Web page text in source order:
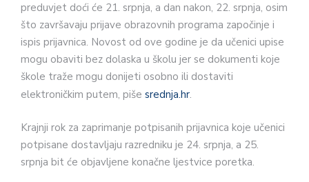
preduvjet doći će 21. srpnja, a dan nakon, 22. srpnja, osim
što završavaju prijave obrazovnih programa započinje i
ispis prijavnica. Novost od ove godine je da učenici upise
mogu obaviti bez dolaska u školu jer se dokumenti koje
škole traže mogu donijeti osobno ili dostaviti
elektroničkim putem, piše srednja.hr.
Krajnji rok za zaprimanje potpisanih prijavnica koje učenici
potpisane dostavljaju razredniku je 24. srpnja, a 25.
srpnja bit će objavljene konačne ljestvice poretka.